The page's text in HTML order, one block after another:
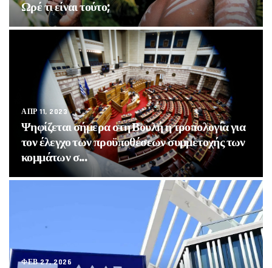
Ωρέ τι είναι τούτο;
ΑΠΡ 11, 2023
Ψηφίζεται σήμερα στη Βουλή η τροπολογία για
τον έλεγχο των προϋποθέσεων συμμετοχής των
κομμάτων σ...
ΦΕΒ 27, 2026